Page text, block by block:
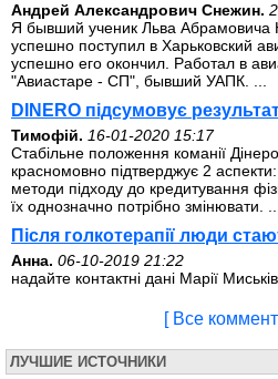
Андрей Александрович Снежин.
Я бывший ученик Льва Абрамовича
успешно поступил в Харьковский
успешно его окончил. Работал в
"Авиастаре - СП", бывший УАПК. ...
DINERO підсумовує
Тимофій. 16-01-2020 15:17
Стабільне положення команії
красномовно підтверджує 2
методи підходу до кредитування
їх однозначно потрібно змінювати. ...
Після голкотерапії люди
Анна. 06-10-2019 21:22
надайте контактні дані Марії
[ Все
ЛУЧШИЕ ИСТОЧНИКИ